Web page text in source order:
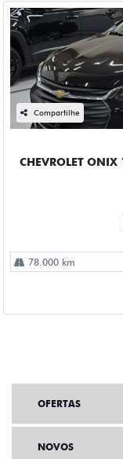
OFERTAS
NOVOS